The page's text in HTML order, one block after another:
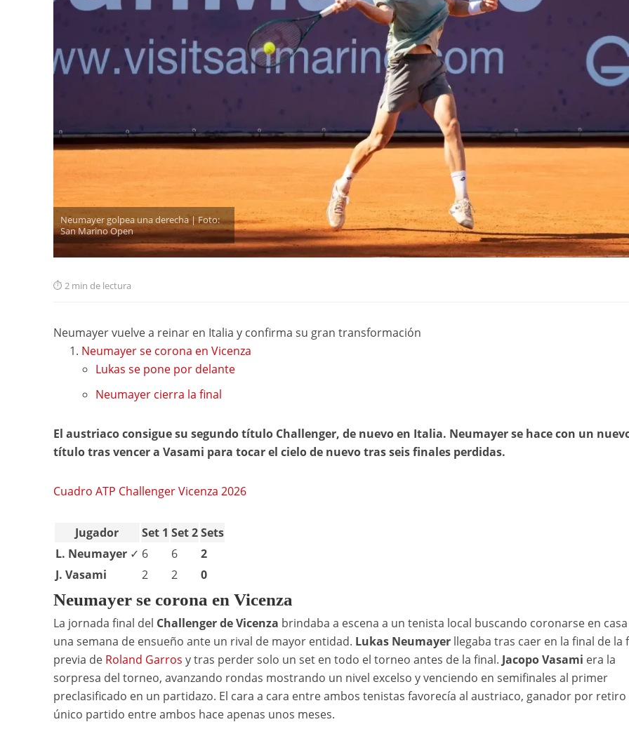
Neumayer golpea una derecha | Foto:
San Marino Open
2 min de lectura
Neumayer vuelve a reinar en Italia y confirma su gran transformación
Neumayer se corona en Vicenza
Lukas se pone por delante
Neumayer cierra la final
El austriaco consigue su segundo título Challenger, de nuevo en Italia. Neumayer se hace con un
título tras vencer a Vasami para tocar el cielo de nuevo tras seis finales perdidas.
Cuadro ATP Challenger Vicenza 2026
Jugador Set 1 Set 2 Sets
L. Neumayer✓ 6 6
2
J. Vasami
2 2 0
Neumayer se corona en Vicenza
La jornada final del Challenger de Vicenza brindaba a escena a un tenista local buscando coronarse en
una semana de ensueño ante un rival de mayor entidad. Lukas Neumayerllegaba tras caer en la final de la
previa de Roland Garros y tras perder solo un set en todo el torneo antes de la final. Jacopo Vasami era la
sorpresa del torneo, avanzando rondas mostrando un nivel excelso y venciendo en semifinales al primer
preclasificado en un partidazo. El cara a cara entre ambos tenistas favorecía al austriaco, ganador por retiro
único partido entre ambos hace apenas unos meses.